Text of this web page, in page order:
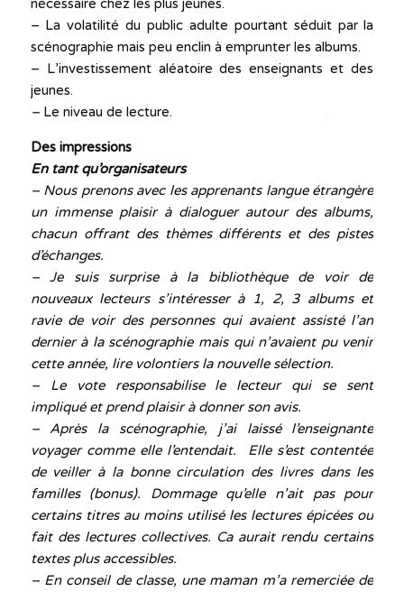
nécessaire chez les plus jeunes.
– La volatilité du public adulte pourtant séduit par la
scénographie mais peu enclin à emprunter les albums.
– L’investissement aléatoire des enseignants et des
jeunes.
– Le niveau de lecture.
Des impressions
En tant qu’organisateurs
– Nous prenons avec les apprenants langue étrangère
un immense plaisir à dialoguer autour des albums,
chacun offrant des thèmes différents et des pistes
d’échanges.
– Je suis surprise à la bibliothèque de voir de
nouveaux lecteurs s’intéresser à 1, 2, 3 albums et
ravie de voir des personnes qui avaient assisté l’an
dernier à la scénographie mais qui n’avaient pu venir
cette année, lire volontiers la nouvelle sélection.
– Le vote responsabilise le lecteur qui se sent
impliqué et prend plaisir à donner son avis.
– Après la scénographie, j’ai laissé l’enseignante
voyager comme elle l’entendait. Elle s’est contentée
de veiller à la bonne circulation des livres dans les
familles (bonus). Dommage qu’elle n’ait pas pour
certains titres au moins utilisé les lectures épicées ou
fait des lectures collectives. Ca aurait rendu certains
textes plus accessibles.
– En conseil de classe, une maman m’a remerciée de